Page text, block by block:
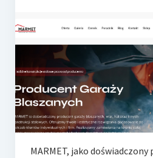
MARMET, jako